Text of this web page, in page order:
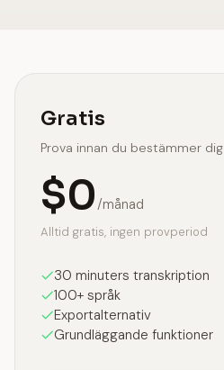
Gratis
Prova innan du bestämmer dig
$0/månad
Alltid gratis, ingen provperiod
30 minuters transkription
100+ språk
Exportalternativ
Grundläggande funktioner